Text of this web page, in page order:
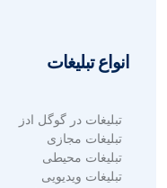
انواع تبلیغات
تبلیغات در گوگل ادز
تبلیغات مجازی
تبلیغات محیطی
تبلیغات ویدیویی